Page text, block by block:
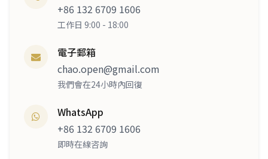
+86 132 6709 1606
工作日 9:00 - 18:00
電子郵箱
chao.open@gmail.com
我們會在24小時內回復
WhatsApp
+86 132 6709 1606
即時在線咨詢